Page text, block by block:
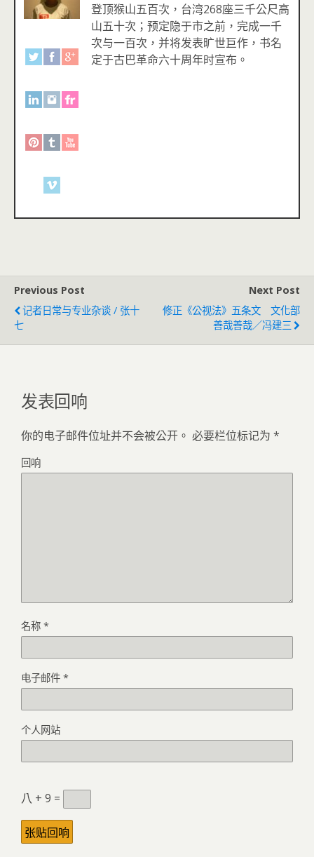
登顶猴山五百次，台湾268座三千公尺高
山五十次；预定隐于市之前，完成一千
次与一百次，并将发表旷世巨作，书名
定于古巴革命六十周年时宣布。
Previous Post
记者日常与专业杂谈 / 张十
七
Next Post
修正《公视法》五条文 文化部
善哉善哉／冯建三
发表回响
你的电子邮件位址并不会被公开。 必要栏位标记为 *
回响
名称 *
电子邮件 *
个人网站
八 + 9 =